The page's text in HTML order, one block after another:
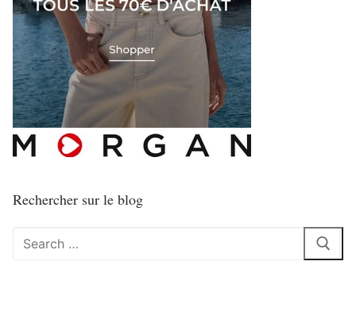
Rechercher sur le blog
Rechercher